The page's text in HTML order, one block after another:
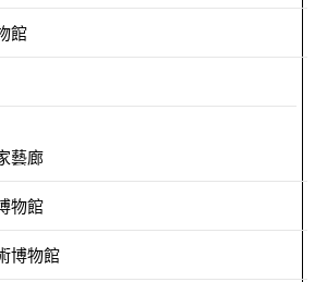
館
藝廊
物館
博物館